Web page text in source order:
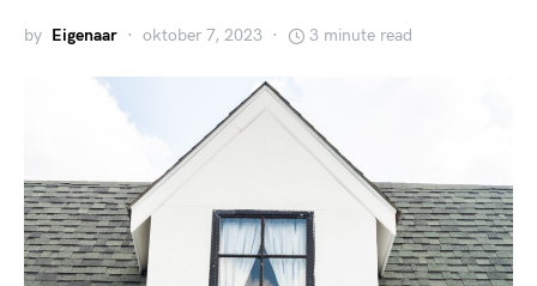
by Eigenaar oktober 7, 2023 3 minute read